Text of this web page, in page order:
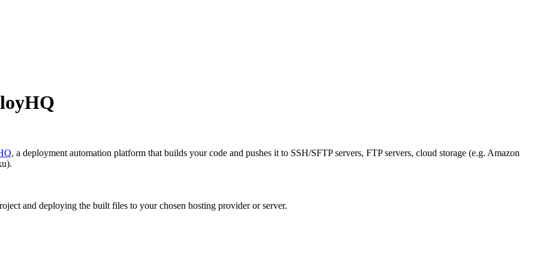
, a deployment automation platform that builds your code and pushes it to SSH/SFTP servers, FTP servers, cloud storage (e.g. Amazon
and deploying the built files to your chosen hosting provider or server.